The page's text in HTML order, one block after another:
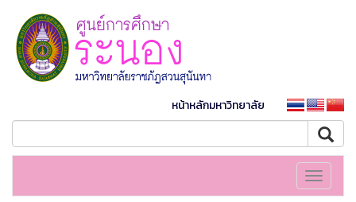
หน้าหลักมหาวิทยาลัย
Toggle